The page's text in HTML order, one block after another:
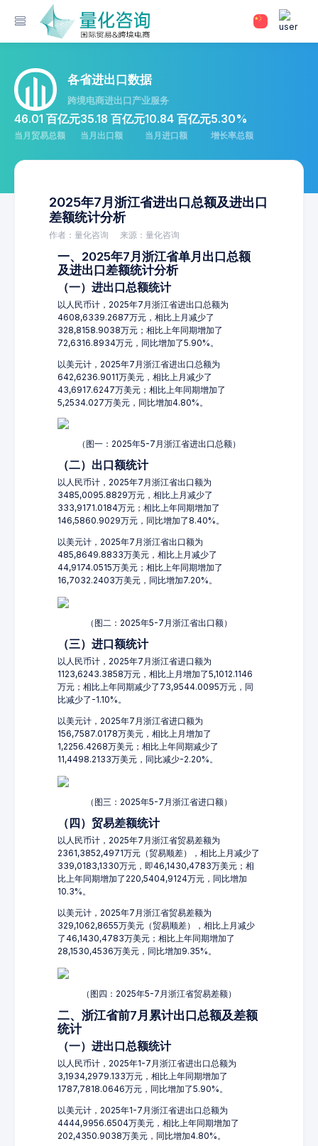
各省进出口数据
跨境电商进出口产业服务
46.01 百亿元
当月贸易总额
35.18 百亿元
当月出口额
10.84 百亿元
当月进口额
5.30%
增长率总额
2025年7月浙江省进出口总额及进出口
差额统计分析
作者：量化咨询 来源：量化咨询
一、2025年7月浙江省单月出口总额
及进出口差额统计分析
（一）进出口总额统计
以人民币计，2025年7月浙江省进出口总额为
4608,6339.2687万元，相比上月减少了
328,8158.9038万元；相比上年同期增加了
72,6316.8934万元，同比增加了5.90%。
以美元计，2025年7月浙江省进出口总额为
642,6236.9011万美元，相比上月减少了
43,6917.6247万美元；相比上年同期增加了
5,2534.027万美元，同比增加4.80%。
（图一：2025年5-7月浙江省进出口总额）
（二）出口额统计
以人民币计，2025年7月浙江省出口额为
3485,0095.8829万元，相比上月减少了
333,9171.0184万元；相比上年同期增加了
146,5860.9029万元，同比增加了8.40%。
以美元计，2025年7月浙江省出口额为
485,8649.8833万美元，相比上月减少了
44,9174.0515万美元；相比上年同期增加了
16,7032.2403万美元，同比增加7.20%。
（图二：2025年5-7月浙江省出口额）
（三）进口额统计
以人民币计，2025年7月浙江省进口额为
1123,6243.3858万元，相比上月增加了5,1012.1146
万元；相比上年同期减少了73,9544.0095万元，同
比减少了-1.10%。
以美元计，2025年7月浙江省进口额为
156,7587.0178万美元，相比上月增加了
1,2256.4268万美元；相比上年同期减少了
11,4498.2133万美元，同比减少-2.20%。
（图三：2025年5-7月浙江省进口额）
（四）贸易差额统计
以人民币计，2025年7月浙江省贸易差额为
2361,3852,4971万元（贸易顺差），相比上月减少了
339,0183,1330万元，即46,1430,4783万美元；相
比上年同期增加了220,5404,9124万元，同比增加
10.3%。
以美元计，2025年7月浙江省贸易差额为
329,1062,8655万美元（贸易顺差），相比上月减少
了46,1430,4783万美元；相比上年同期增加了
28,1530,4536万美元，同比增加9.35%。
（图四：2025年5-7月浙江省贸易差额）
二、浙江省前7月累计出口总额及差额
统计
（一）进出口总额统计
以人民币计，2025年1-7月浙江省进出口总额为
3,1934,2979.133万元，相比上年同期增加了
1787,7818.0646万元，同比增加了5.90%。
以美元计，2025年1-7月浙江省进出口总额为
4444,9956.6504万美元，相比上年同期增加了
202,4350.9038万美元，同比增加4.80%。